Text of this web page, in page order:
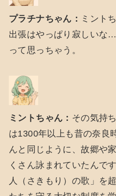
プラチナちゃん： ミント
出張はやっぱり寂しいな
って思っちゃう。
ミントちゃん： その気持
は1300年以上も昔の奈良
んと同じように、故郷や
くさん詠まれていたんで
人（さきもり）の歌」を